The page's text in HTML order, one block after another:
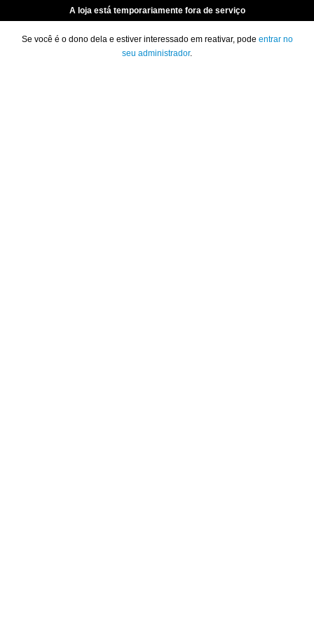
A loja está temporariamente fora de serviço
Se você é o dono dela e estiver interessado em reativar, pode entrar no
seu administrador.